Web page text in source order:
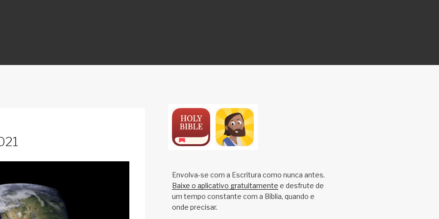
Envolva-se com a Escritura como nunca antes.
Baixe o aplicativo gratuitamente e desfrute de
um tempo constante com a Bíblia, quando e
onde precisar.